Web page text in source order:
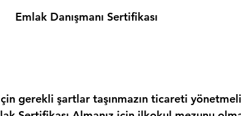
Emlak Danışmanı Sertifikası
gerekli şartlar taşınmazın ticareti